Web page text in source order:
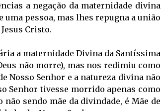
a negação da maternidade divina
uma pessoa, mas lhes repugna a união
Cristo.
a maternidade Divina da Santíssima
não morre), mas nos redimiu como
Nosso Senhor e a natureza divina não
Senhor tivesse morrido apenas como
não sendo mãe da divindade, é Mãe de